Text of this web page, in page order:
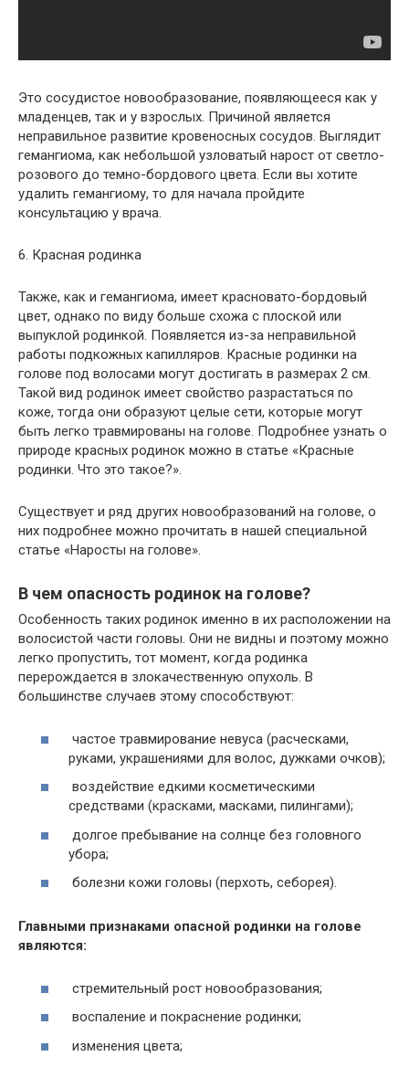
Это сосудистое новообразование, появляющееся как у
младенцев, так и у взрослых. Причиной является
неправильное развитие кровеносных сосудов. Выглядит
гемангиома, как небольшой узловатый нарост от светло-
розового до темно-бордового цвета. Если вы хотите
удалить гемангиому, то для начала пройдите
консультацию у врача.
6. Красная родинка
Также, как и гемангиома, имеет красновато-бордовый
цвет, однако по виду больше схожа с плоской или
выпуклой родинкой. Появляется из-за неправильной
работы подкожных капилляров. Красные родинки на
голове под волосами могут достигать в размерах 2 см.
Такой вид родинок имеет свойство разрастаться по
коже, тогда они образуют целые сети, которые могут
быть легко травмированы на голове. Подробнее узнать о
природе красных родинок можно в статье «Красные
родинки. Что это такое?».
Существует и ряд других новообразований на голове, о
них подробнее можно прочитать в нашей специальной
статье «Наросты на голове».
В чем опасность родинок на голове?
Особенность таких родинок именно в их расположении на
волосистой части головы. Они не видны и поэтому можно
легко пропустить, тот момент, когда родинка
перерождается в злокачественную опухоль. В
большинстве случаев этому способствуют:
частое травмирование невуса (расческами,
руками, украшениями для волос, дужками очков);
воздействие едкими косметическими
средствами (красками, масками, пилингами);
долгое пребывание на солнце без головного
убора;
болезни кожи головы (перхоть, себорея).
Главными признаками опасной родинки на голове
являются:
стремительный рост новообразования;
воспаление и покраснение родинки;
изменения цвета;